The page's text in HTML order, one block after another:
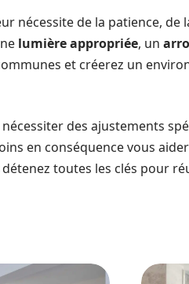
nécessite de la patience, de
lumière appropriée, un
et créerez un
des ajustements
en conséquence vous
toutes les clés pour